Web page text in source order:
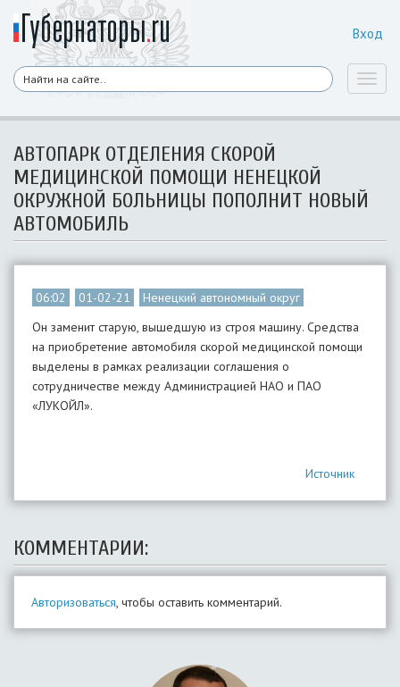
Вход
АВТОПАРК ОТДЕЛЕНИЯ СКОРОЙ
МЕДИЦИНСКОЙ ПОМОЩИ НЕНЕЦКОЙ
ОКРУЖНОЙ БОЛЬНИЦЫ ПОПОЛНИТ НОВЫЙ
АВТОМОБИЛЬ
06:02 01-02-21
Ненецкий автономный округ
Он заменит старую, вышедшую из строя машину. Средства
на приобретение автомобиля скорой медицинской помощи
выделены в рамках реализации соглашения о
сотрудничестве между Администрацией НАО и ПАО
«ЛУКОЙЛ».
Источник
КОММЕНТАРИИ:
Авторизоваться, чтобы оставить комментарий.